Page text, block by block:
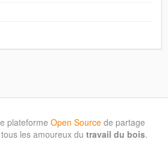
plateforme Open Source de partage
les amoureux du travail du bois.